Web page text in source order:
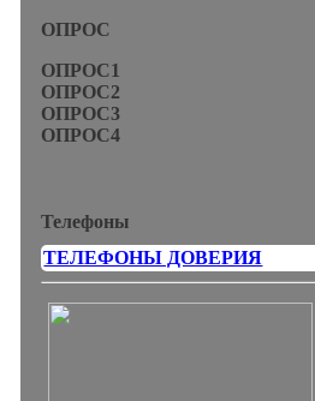
ОПРОС
ОПРОС1
ОПРОС2
ОПРОС3
ОПРОС4
Телефоны
ТЕЛЕФОНЫ ДОВЕРИЯ